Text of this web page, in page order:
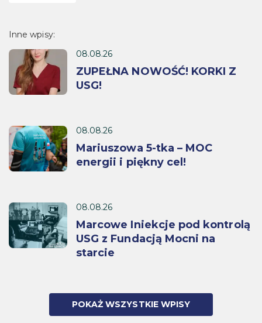
Inne wpisy:
08.08.26
ZUPEŁNA NOWOŚĆ! KORKI Z
USG!
08.08.26
Mariuszowa 5-tka – MOC
energii i piękny cel!
08.08.26
Marcowe Iniekcje pod kontrolą
USG z Fundacją Mocni na
starcie
POKAŻ WSZYSTKIE WPISY